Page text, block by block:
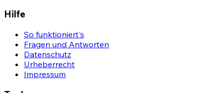
Hilfe
So funktioniert's
Fragen und Antworten
Datenschutz
Urheberrecht
Impressum